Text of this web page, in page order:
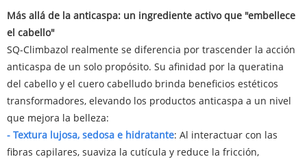
Más allá de la anticaspa: un ingrediente activo que "embellece
el cabello"
SQ-Climbazol realmente se diferencia por trascender la acción
anticaspa de un solo propósito. Su afinidad por la queratina
del cabello y el cuero cabelludo brinda beneficios estéticos
transformadores, elevando los productos anticaspa a un nivel
que mejora la belleza:
- Textura lujosa, sedosa e hidratante: Al interactuar con las
fibras capilares, suaviza la cutícula y reduce la fricción,